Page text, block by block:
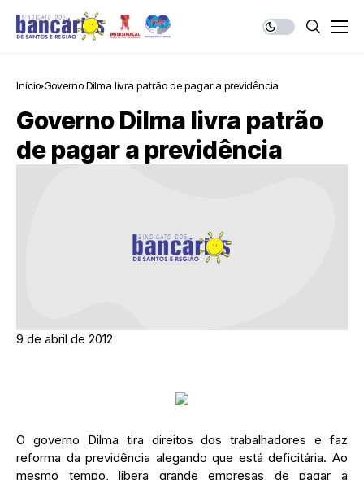
Início Governo Dilma livra patrão de pagar a previdência
Governo Dilma livra patrão
de pagar a previdência
9 de abril de 2012
O governo Dilma tira direitos dos trabalhadores e faz
reforma da previdência alegando que está deficitária. Ao
mesmo tempo, libera grande empresas de pagar a